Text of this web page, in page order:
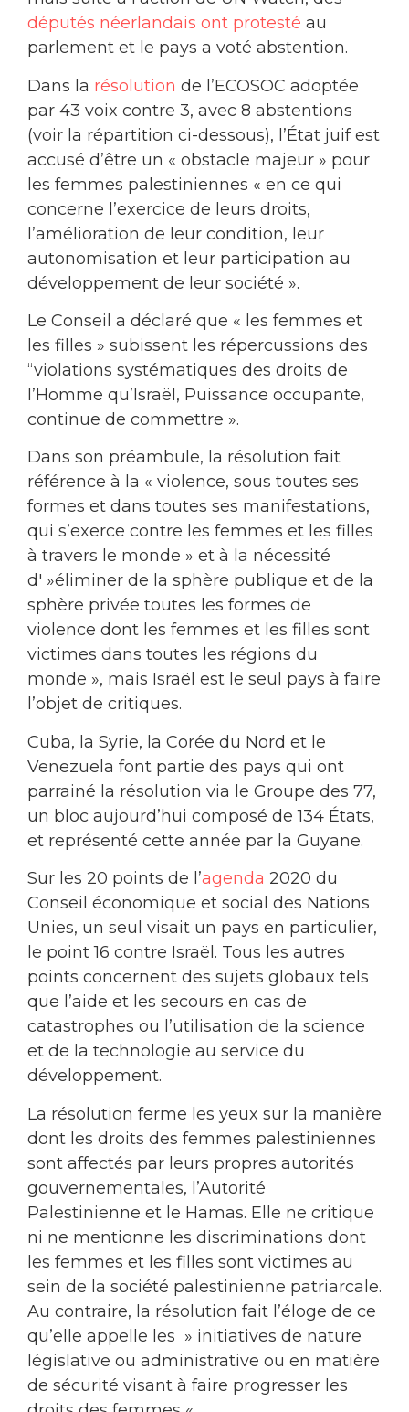
députés néerlandais ont protesté au
parlement et le pays a voté abstention.
Dans la résolution de l’ECOSOC adoptée
par 43 voix contre 3, avec 8 abstentions
(voir la répartition ci-dessous), l’État juif est
accusé d’être un « obstacle majeur » pour
les femmes palestiniennes « en ce qui
concerne l’exercice de leurs droits,
l’amélioration de leur condition, leur
autonomisation et leur participation au
développement de leur société ».
Le Conseil a déclaré que « les femmes et
les filles » subissent les répercussions des
“violations systématiques des droits de
l’Homme qu’Israël, Puissance occupante,
continue de commettre ».
Dans son préambule, la résolution fait
référence à la « violence, sous toutes ses
formes et dans toutes ses manifestations,
qui s’exerce contre les femmes et les filles
à travers le monde » et à la nécessité
d' »éliminer de la sphère publique et de la
sphère privée toutes les formes de
violence dont les femmes et les filles sont
victimes dans toutes les régions du
monde », mais Israël est le seul pays à faire
l’objet de critiques.
Cuba, la Syrie, la Corée du Nord et le
Venezuela font partie des pays qui ont
parrainé la résolution via le Groupe des 77,
un bloc aujourd’hui composé de 134 États,
et représenté cette année par la Guyane.
Sur les 20 points de l’agenda 2020 du
Conseil économique et social des Nations
Unies, un seul visait un pays en particulier,
le point 16 contre Israël. Tous les autres
points concernent des sujets globaux tels
que l’aide et les secours en cas de
catastrophes ou l’utilisation de la science
et de la technologie au service du
développement.
La résolution ferme les yeux sur la manière
dont les droits des femmes palestiniennes
sont affectés par leurs propres autorités
gouvernementales, l’Autorité
Palestinienne et le Hamas. Elle ne critique
ni ne mentionne les discriminations dont
les femmes et les filles sont victimes au
sein de la société palestinienne patriarcale.
Au contraire, la résolution fait l’éloge de ce
qu’elle appelle les » initiatives de nature
législative ou administrative ou en matière
de sécurité visant à faire progresser les